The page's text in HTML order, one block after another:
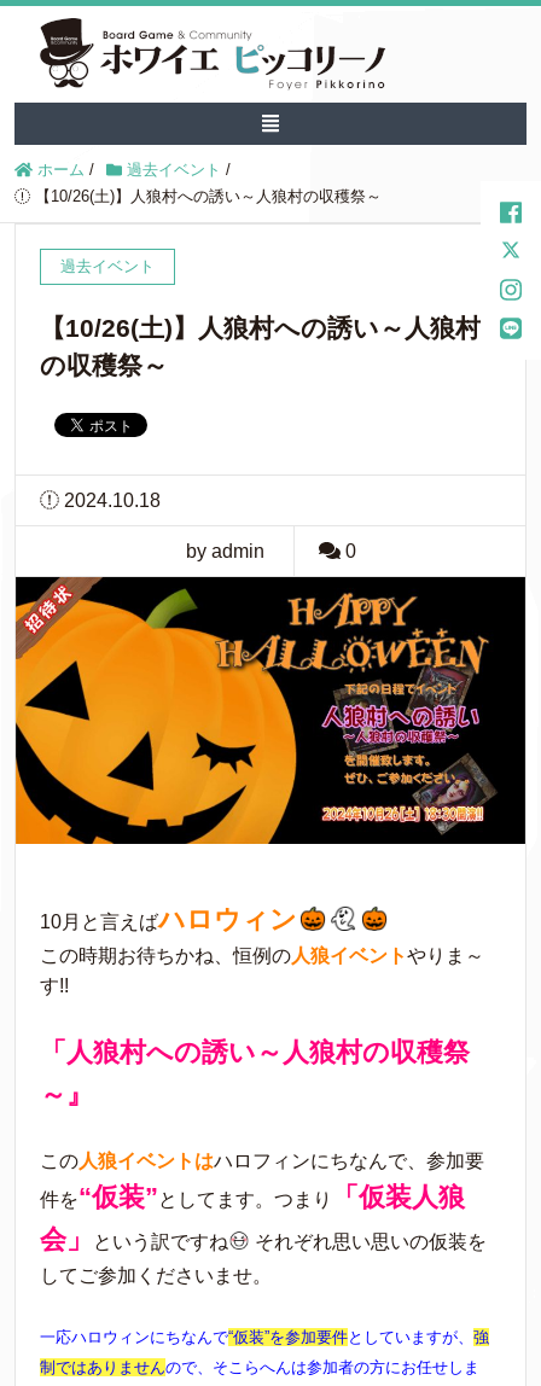
ホーム / 過去イベント /
【10/26(土)】人狼村への誘い～人狼村の収穫祭～
過去イベント
【10/26(土)】人狼村への誘い～人狼村
の収穫祭～
2024.10.18
by admin 0
10月と言えばハロウィン
この時期お待ちかね、恒例の人狼イベントやりま～
す!!
「人狼村への誘い～人狼村の収穫祭
～』
この人狼イベントはハロフィンにちなんで、参加要
件を“仮装”としてます。つまり
「仮装人狼
会」
という訳ですね
それぞれ思い思いの仮装を
してご参加くださいませ。
一応ハロウィンにちなんで“仮装”を参加要件としていますが、 強
制ではありませんので、そこらへんは参加者の方にお任せしま